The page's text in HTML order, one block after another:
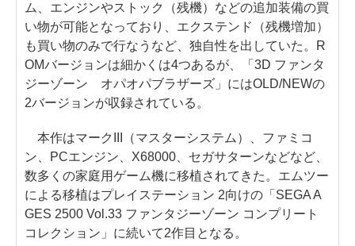
ム、エンジンやストック（残機）などの追加装備の買
い物が可能となっており、エクステンド（残機増加）
も買い物のみで行なうなど、独自性を出していた。R
OMバージョンは細かくは4つあるが、「3D ファンタ
ジーゾーン オパオパブラザーズ」にはOLD/NEWの
2バージョンが収録されている。
本作はマークIII（マスターシステム）、ファミコ
ン、PCエンジン、X68000、セガサターンなどなど、
数多くの家庭用ゲーム機に移植されてきた。エムツー
による移植はプレイステーション 2向けの「SEGA A
GES 2500 Vol.33 ファンタジーゾーン コンプリート
コレクション」に続いて2作目となる。